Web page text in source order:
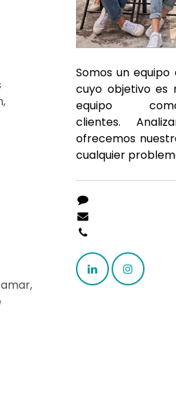
Somos un
cuyo objetivo es
equipo
clientes.
ofrecemos
cualquier